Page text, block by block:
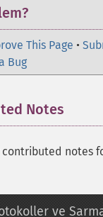
This Page •
Bug
Notes
notes
ve